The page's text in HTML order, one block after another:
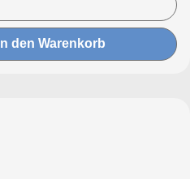
In den Warenkorb